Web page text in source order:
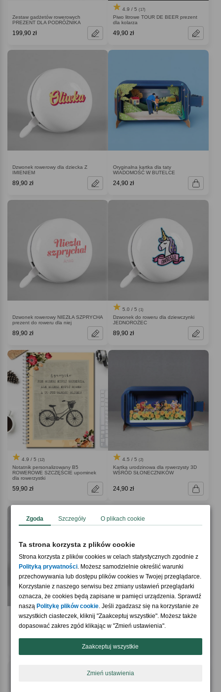
Zestaw gadżetów rowerowych
PREZENT DLA PODRÓŻNIKA
199,90 zł
4.9 / 5 (17)
Piwo litrowe TOUR DE BEER prezent
dla kolarza
49,90 zł
Dzwonek rowerowy dla dziecka Z
IMIENIEM
89,90 zł
Oryginalna kartka dla taty
WIADOMOŚĆ W BUTELCE
24,90 zł
Dzwonek rowerowy NIEZŁA SZPRYCHA
prezent do roweru dla niej
89,90 zł
5.0 / 5 (1)
Dzwonek do roweru dla dziewczynki
JEDNOROŻEC
89,90 zł
4.9 / 5 (12)
Notatnik personalizowany B5
ROWEROWE SZCZĘŚCIE upominek
dla rowerzystki
59,90 zł
4.5 / 5 (2)
Kartka urodzinowa dla rowerzysty 3D
WŚRÓD SŁONECZNIKÓW
24,90 zł
Dzwonek rowerowy z personalizacją
PIRAT DROGOWY prezent dla
4.0 / 5(1)
Mydło na prezent ROWER upominek
dla rowerzysty
49,90 zł
Zgoda Szczegóły O plikach cookie
Ta strona korzysta z plików cookie
Strona korzysta z plików cookies w celach statystycznych zgodnie z
Polityką prywatności. Możesz samodzielnie określić warunki
przechowywania lub dostępu plików cookies w Twojej przeglądarce.
Korzystanie z naszego serwisu bez zmiany ustawień przeglądarki
oznacza, że cookies będą zapisane w pamięci urządzenia. Sprawdź
naszą Politykę plików cookie. Jeśli zgadzasz się na korzystanie ze
wszystkich ciasteczek, kliknij "Zaakceptuj wszystkie". Możesz także
dopasować zakres zgód klikając w "Zmień ustawienia".
Zaakceptuj wszystkie
Zmień ustawienia